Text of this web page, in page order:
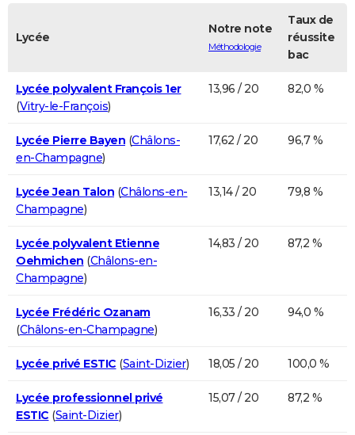
Lycée
Notre note
Méthodologie
Taux de
réussite
bac
Lycée polyvalent François 1er
(Vitry-le-François)
13,96 / 20 82,0 %
Lycée Pierre Bayen (Châlons-
en-Champagne)
17,62 / 20 96,7 %
Lycée Jean Talon (Châlons-en-
Champagne)
13,14 / 20 79,8 %
Lycée polyvalent Etienne
Oehmichen (Châlons-en-
Champagne)
14,83 / 20 87,2 %
Lycée Frédéric Ozanam
(Châlons-en-Champagne)
16,33 / 20 94,0 %
Lycée privé ESTIC (Saint-Dizier) 18,05 / 20 100,0 %
Lycée professionnel privé
ESTIC (Saint-Dizier)
15,07 / 20 87,2 %